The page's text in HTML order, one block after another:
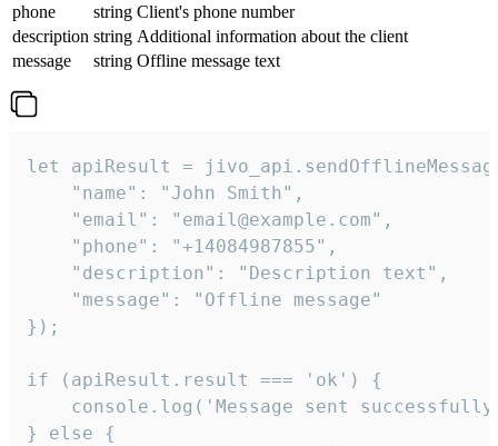
phone
string Client's phone number
description string Additional information about the client
message
string Offline message text
let apiResult =
    "name": "John Smith",
    "email": "email@example.com",
    "phone": "+14084987855",
    "description": "Description text",
    "message": "Offline message"
});
if (apiResult.result === 'ok') {
console.log('Message sent
} else {